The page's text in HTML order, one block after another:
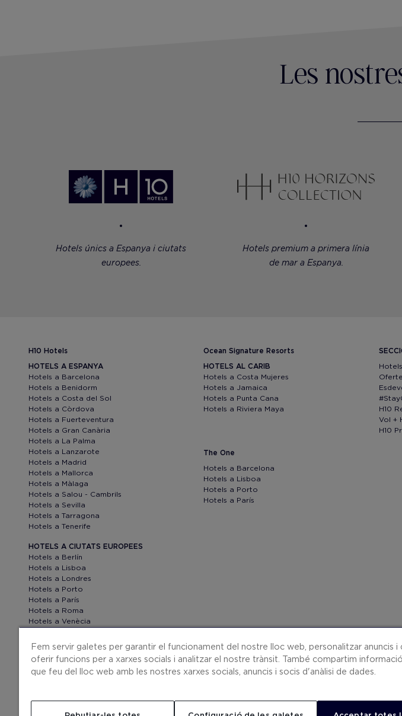
Les
Hotels únics a Espanya i ciutats
europees.
Hotels premium a primera línia
de mar a Espanya.
H10 Hotels
HOTELS A ESPANYA
Hotels a Barcelona
Hotels a Benidorm
Hotels a Costa del Sol
Hotels a Còrdova
Hotels a Fuerteventura
Hotels a Gran Canària
Hotels a La Palma
Hotels a Lanzarote
Hotels a Madrid
Hotels a Mallorca
Hotels a Màlaga
Hotels a Salou - Cambrils
Hotels a Sevilla
Hotels a Tarragona
Hotels a Tenerife
HOTELS A CIUTATS EUROPEES
Hotels a Berlín
Hotels a Lisboa
Hotels a Londres
Hotels a Porto
Hotels a París
Hotels a Roma
Hotels a Venècia
Ocean Signature Resorts
HOTELS AL CARIB
Hotels a Costa Mujeres
Hotels a Jamaica
Hotels a Punta Cana
Hotels a Riviera Maya
The One
Hotels a Barcelona
Hotels a Lisboa
Hotels a Porto
Hotels a París
Hotels
H10
Vol +
H10
Fem servir galetes per garantir el funcionament del nostre lloc web, personalitzar anuncis i
oferir funcions per a xarxes socials i analitzar el nostre trànsit. També compartim
que feu del lloc web amb les nostres xarxes socials, anuncis i socis d'anàlisi de dades.